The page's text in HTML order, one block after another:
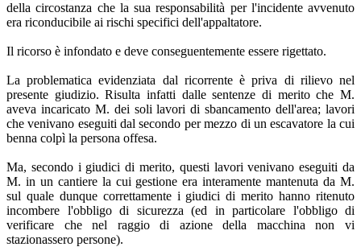
della circostanza che la sua responsabilità per l'incidente avvenuto
era riconducibile ai rischi specifici dell'appaltatore.
Il ricorso è infondato e deve conseguentemente essere rigettato.
La problematica evidenziata dal ricorrente è priva di rilievo nel
presente giudizio. Risulta infatti dalle sentenze di merito che M.
aveva incaricato M. dei soli lavori di sbancamento dell'area; lavori
che venivano eseguiti dal secondo per mezzo di un escavatore la cui
benna colpì la persona offesa.
Ma, secondo i giudici di merito, questi lavori venivano eseguiti da
M. in un cantiere la cui gestione era interamente mantenuta da M.
sul quale dunque correttamente i giudici di merito hanno ritenuto
incombere l'obbligo di sicurezza (ed in particolare l'obbligo di
verificare che nel raggio di azione della macchina non vi
stazionassero persone).